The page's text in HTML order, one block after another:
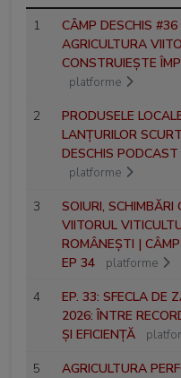
1
CÂMP DESCHIS #36
AGRICULTURA
CONSTRUIEȘTE
platforme
2
PRODUSELE
LANȚURILOR
DESCHIS
platforme
3
SOIURI, SCHIMBĂRI
VIITORUL
ROMÂNEȘTI |
EP 34
platforme
4
EP. 33: SFECLA DE
2026: ÎNTRE
ȘI EFICIENȚĂ
5
AGRICULTURA